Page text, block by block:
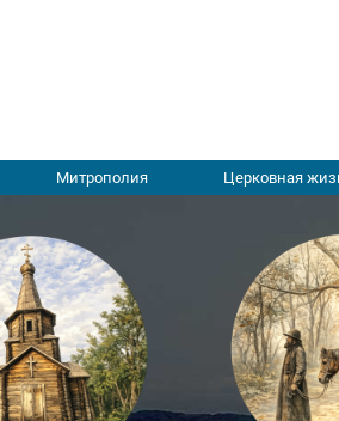
Митрополия Церковная